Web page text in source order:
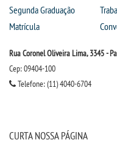
Segunda Graduação
Matrícula
Rua Coronel Oliveira Lima, 3345 -
Cep: 09404-100
Telefone: (11) 4040-6704
CURTA NOSSA PÁGINA